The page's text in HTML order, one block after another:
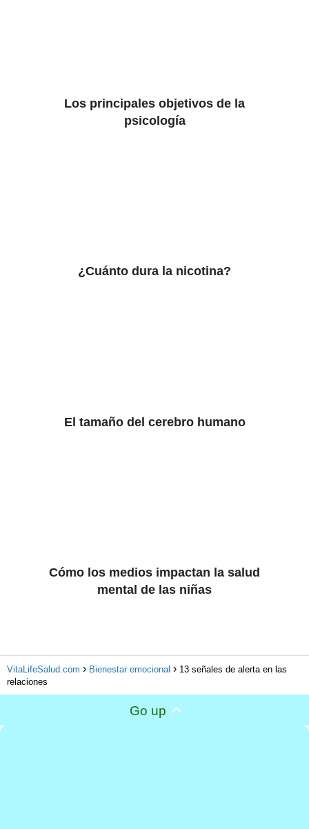
Los principales objetivos de la
psicología
¿Cuánto dura la nicotina?
El tamaño del cerebro humano
Cómo los medios impactan la salud
mental de las niñas
VitaLifeSalud.com Bienestar emocional
13 señales de alerta en las
relaciones
Go up